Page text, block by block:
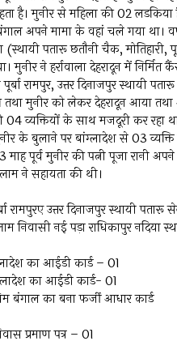
है। मुनीर से महिला की 02 लडकिया
अपने मामा के वहां चले गया था।
(स्थायी पतारू छतौनी चैक,
मुनीर ने हर्रावाला देहरादून में
पूर्बा रामपुर, उत्तर दिनाजपुर
मुनीर को लेकर देहरादून आया तथा
04 व्यक्तियों के साथ मजदूरी कर रहा
के बुलाने पर बांग्लादेश से 03
पूर्व मुनीर की पत्नी पूजा रानी
ने सहायता की थी।
रामपुरए उत्तर दिनाजपुर स्थायी
नई पड़ा राधिकापुर नदिया
का आईडी कार्ड – 01
का आईडी कार्ड- 01
बंगाल का बना फर्जी आधार कार्ड
प्रमाण पत्र – 01